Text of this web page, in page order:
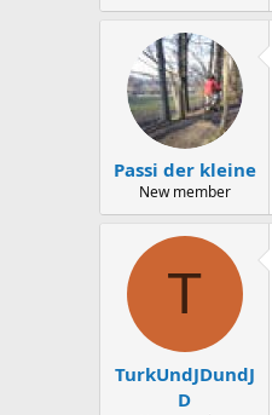
Passi der kleine
New member
T
TurkUndJDundJ
D